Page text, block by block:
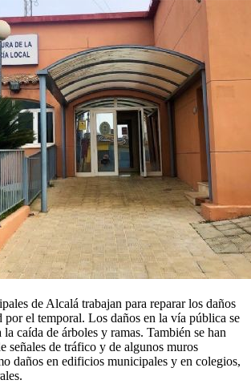
de Alcalá trabajan para reparar los daños
por el temporal. Los daños en la vía pública se
caída de árboles y ramas. También se han
señales de tráfico y de algunos muros
daños en edificios municipales y en colegios,